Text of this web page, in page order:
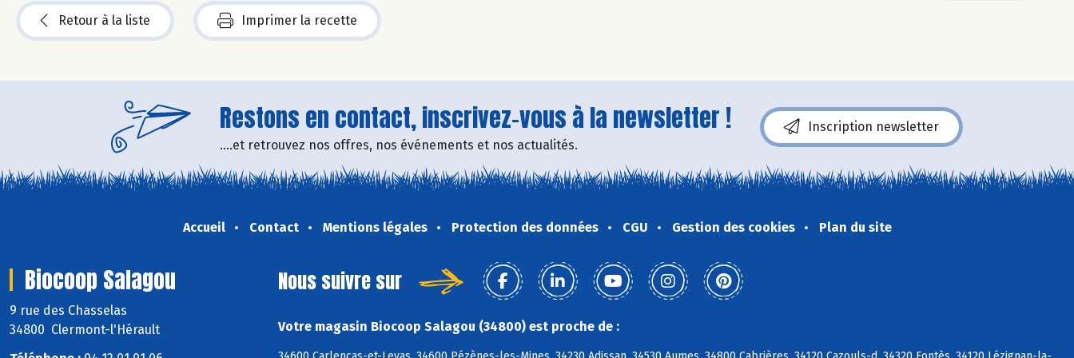
Retour à la liste Imprimer la recette
Restons en contact, inscrivez-vous à la newsletter !
....et retrouvez nos offres, nos événements et nos actualités.
Inscription newsletter
Accueil Contact Mentions légales Protection des données CGU Gestion des cookies Plan du site
Biocoop Salagou
9 rue des Chasselas
34800 Clermont-l'Hérault
Nous suivre sur
Votre magasin Biocoop Salagou (34800) est proche de :